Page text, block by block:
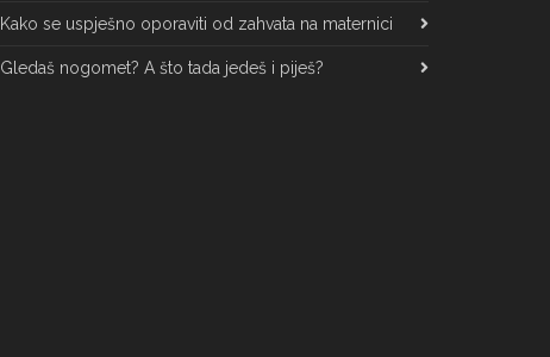
Kako se uspješno oporaviti od zahvata na maternici
Gledaš nogomet? A što tada jedeš i piješ?